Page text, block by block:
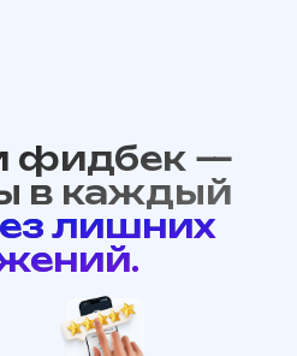
фидбек —
в каждый
лишних